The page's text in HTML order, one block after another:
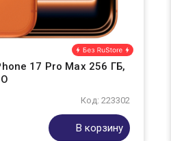
17 Pro Max 256 ГБ,
Код: 223302
В корзину